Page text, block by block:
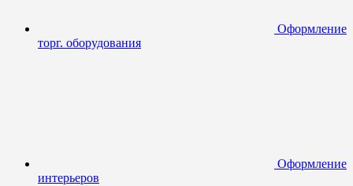
Оформление
торг. оборудования
Оформление
интерьеров